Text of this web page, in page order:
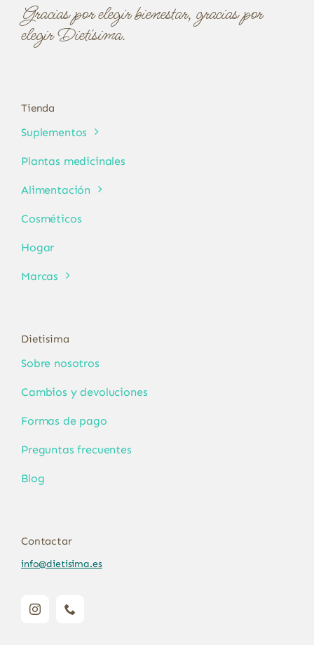
Gracias por elegir bienestar, gracias por
elegir Dietísima.
Tienda
Suplementos
Plantas medicinales
Alimentación
Cosméticos
Hogar
Marcas
Dietisima
Sobre nosotros
Cambios y devoluciones
Formas de pago
Preguntas frecuentes
Blog
Contactar
info@dietisima.es